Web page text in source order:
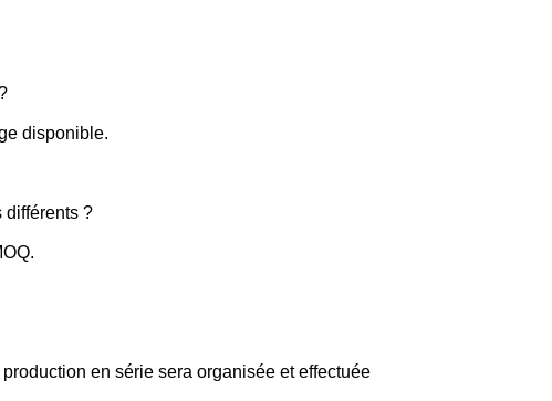
disponible.
différents ?
en série sera organisée et effectuée